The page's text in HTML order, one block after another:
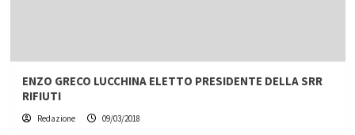
ENZO GRECO LUCCHINA ELETTO PRESIDENTE DELLA SRR
RIFIUTI
Redazione 09/03/2018